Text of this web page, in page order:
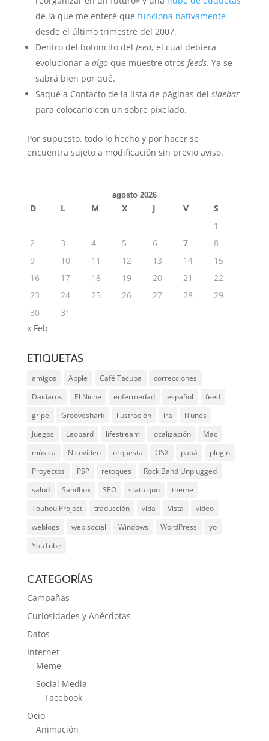
de la que me enteré que funciona nativamente
desde el último trimestre del 2007.
Dentro del botoncito del feed, el cual debiera
evolucionar a algoque muestre otros feeds. Ya se
sabrá bien por qué.
Saqué a Contacto de la lista de páginas del sidebar
para colocarlo con un sobre pixelado.
Por supuesto, todo lo hecho y por hacer se
encuentra sujeto a modificación sin previo aviso.
agosto 2026
D L M X J V
S
1
2
3 4 5 6 7
8
9
10 11 12 13 14
15
16
17 18 19 20 21
22
23
24 25 26 27 28
29
30
31
« Feb
ETIQUETAS
amigos Apple Café Tacuba
correcciones
Daidaros
El Niche enfermedad español
feed
gripe
Grooveshark ilustración ira
iTunes
Juegos
Leopard lifestream localización
Mac
música
Nicovideo orquesta OSX papá
plugin
Proyectos
PSP retoques
Rock Band Unplugged
salud
Sandbox SEO statu quo
theme
Touhou Project
traducción vida Vista
vídeo
weblogs
web social Windows WordPress
yo
YouTube
CATEGORÍAS
Campañas
Curiosidades y Anécdotas
Datos
Internet
Meme
Social Media
Facebook
Ocio
Animación